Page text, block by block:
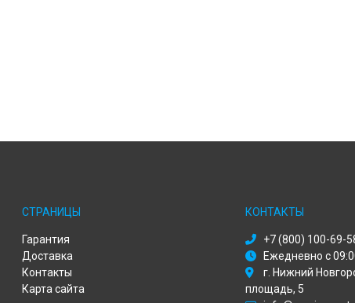
СТРАНИЦЫ
Гарантия
Доставка
Контакты
Карта сайта
КОНТАКТЫ
+7 (800) 100-69-
Ежедневно с
г. Нижний
площадь, 5